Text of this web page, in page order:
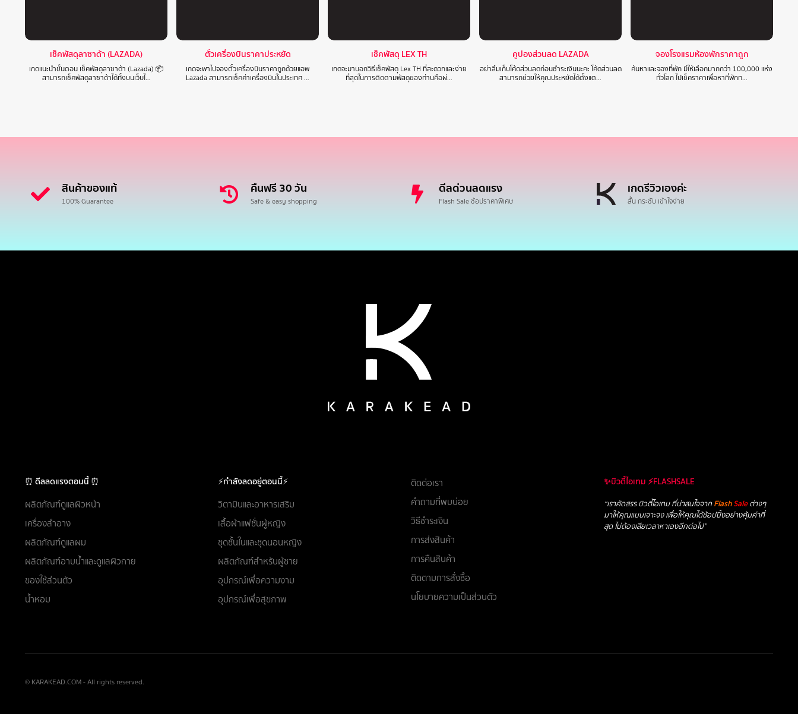
เช็คพัสดุลาซาด้า (LAZADA)
เกดแนะนำขั้นตอน เช็คพัสดุลาซาด้า (Lazada) 📦
สามารถเช็คพัสดุลาซาด้าได้ทั้งบนเว็บไ…
ตั๋วเครื่องบินราคาประหยัด
เกดจะพาไปจองตั๋วเครื่องบินราคาถูกด้วยแอพ
Lazada สามารถเช็คค่าเครื่องบินในประเทศ …
เช็คพัสดุ LEX TH
เกดจะมาบอกวิธีเช็คพัสดุ Lex TH ที่สะดวกและง่าย
ที่สุดในการติดตามพัสดุของท่านคือผ่…
คูปองส่วนลด LAZADA
อย่าลืมเก็บโค้ดส่วนลดก่อนชำระเงินนะคะ โค้ดส่วนลด
สามารถช่วยให้คุณประหยัดได้ตั้งแต…
จองโรงแรมห้องพักราคาถูก
ค้นหาและจองที่พัก มีให้เลือกมากกว่า 100,000 แห่ง
ทั่วโลก ไปเช็คราคาเพื่อหาที่พักท…
สินค้าของแท้
100% Guarantee
คืนฟรี 30 วัน
Safe & easy shopping
ดีลด่วนลดแรง
Flash Sale ช้อปราคาพิเศษ
เกดรีวิวเองค่ะ
สั้น กระชับ เข้าใจง่าย
⏰ ดีลลดแรงตอนนี้ ⏰
ผลิตภัณฑ์ดูแลผิวหน้า
เครื่องสำอาง
ผลิตภัณฑ์ดูแลผม
ผลิตภัณฑ์อาบน้ำและดูแลผิวกาย
ของใช้ส่วนตัว
น้ำหอม
⚡กำลังลดอยู่ตอนนี้⚡
วิตามินและอาหารเสริม
เสื้อผ้าแฟชั่นผู้หญิง
ชุดชั้นในและชุดนอนหญิง
ผลิตภัณฑ์สำหรับผู้ชาย
อุปกรณ์เพื่อความงาม
อุปกรณ์เพื่อสุขภาพ
ติดต่อเรา
คำถามที่พบบ่อย
วิธีชำระเงิน
การส่งสินค้า
การคืนสินค้า
ติดตามการสั่งซื้อ
นโยบายความเป็นส่วนตัว
✨บิวตี้ไอเทม ⚡FLASHSALE
“เราคัดสรร บิวตี้ไอเทม ที่น่าสนใจจาก FlashSaleต่างๆ
มาให้คุณแบบเจาะจง เพื่อให้คุณได้ช้อปปิ้งอย่างคุ้มค่าที่
สุด ไม่ต้องเสียเวลาหาเองอีกต่อไป”
© KARAKEAD.COM - All rights reserved.